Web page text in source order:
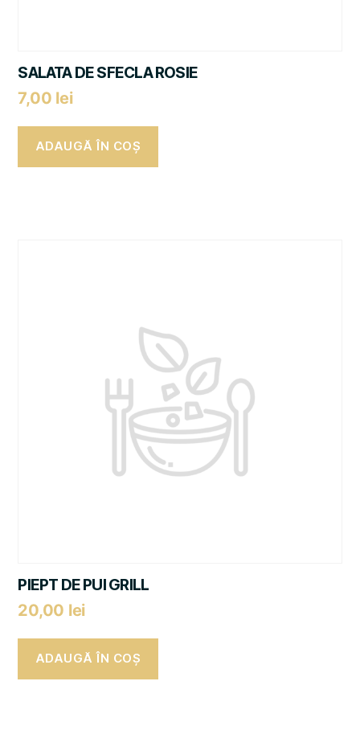
SALATA DE SFECLA ROSIE
7,00 lei
ADAUGĂ ÎN COȘ
PIEPT DE PUI GRILL
20,00 lei
ADAUGĂ ÎN COȘ